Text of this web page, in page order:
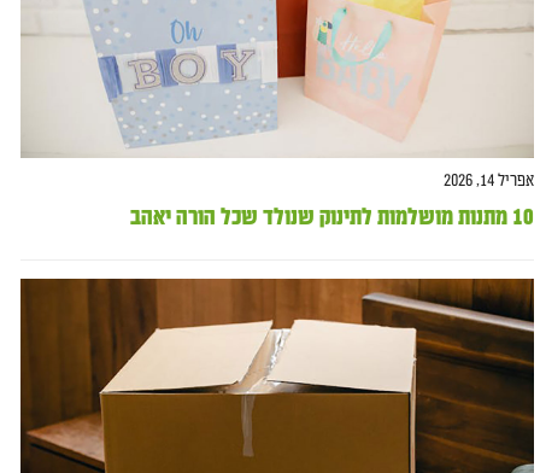
אפריל 14, 2026
10 מתנות מושלמות לתינוק שנולד שכל הורה יאהב